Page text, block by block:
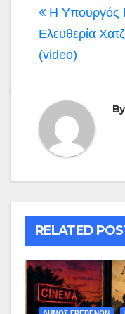
Η Υπουργός
Ελευθερία
(video)
By
RELATED